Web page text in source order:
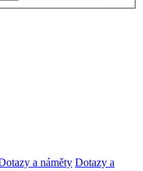
a náměty Dotazy a